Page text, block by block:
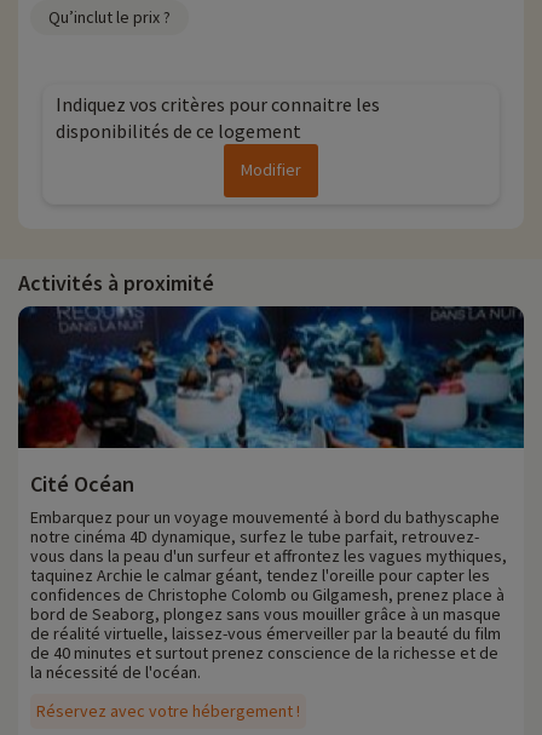
Qu’inclut le prix ?
Indiquez vos critères pour connaitre les
disponibilités de ce logement
Modifier
Activités à proximité
Cité Océan
Réservez avec votre hébergement !
Embarquez pour un voyage mouvementé à bord du bathyscaphe
notre cinéma 4D dynamique, surfez le tube parfait, retrouvez-
vous dans la peau d'un surfeur et affrontez les vagues mythiques,
taquinez Archie le calmar géant, tendez l'oreille pour capter les
confidences de Christophe Colomb ou Gilgamesh, prenez place à
bord de Seaborg, plongez sans vous mouiller grâce à un masque
de réalité virtuelle, laissez-vous émerveiller par la beauté du film
de 40 minutes et surtout prenez conscience de la richesse et de
la nécessité de l'océan.